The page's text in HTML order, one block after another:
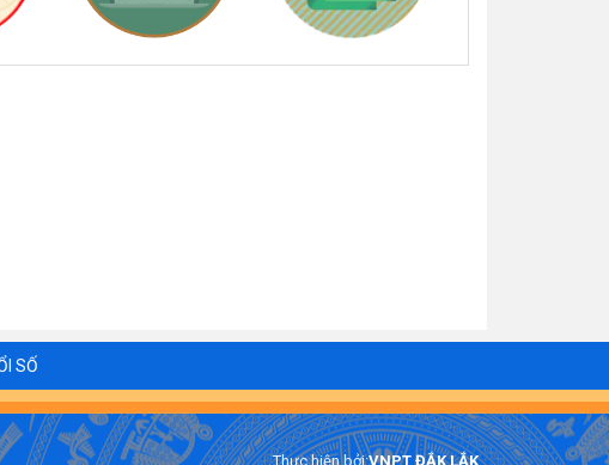
SỐ
Thực hiện bởi:VNPT ĐẮK LẮK